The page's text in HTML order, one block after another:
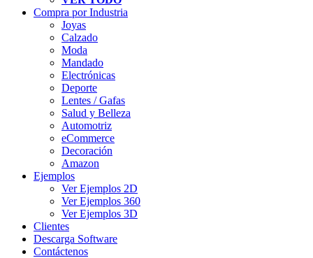
Compra por Industria
Joyas
Calzado
Moda
Mandado
Electrónicas
Deporte
Lentes / Gafas
Salud y Belleza
Automotriz
eCommerce
Decoración
Amazon
Ejemplos
Ver Ejemplos 2D
Ver Ejemplos 360
Ver Ejemplos 3D
Clientes
Descarga Software
Contáctenos